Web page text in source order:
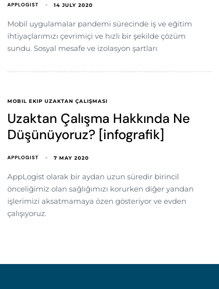
APPLOGIST 14 JULY 2020
Mobil uygulamalar pandemi sürecinde iş ve eğitim
ihtiyaçlarımızı çevrimiçi ve hızlı bir şekilde çözüm
sundu. Sosyal mesafe ve izolasyon şartları
MOBIL EKIP UZAKTAN ÇALIŞMASI
Uzaktan Çalışma Hakkında Ne
Düşünüyoruz? [infografik]
APPLOGIST 7 MAY 2020
AppLogist olarak bir aydan uzun süredir birincil
önceliğimiz olan sağlığımızı korurken diğer yandan
işlerimizi aksatmamaya özen gösteriyor ve evden
çalışıyoruz.